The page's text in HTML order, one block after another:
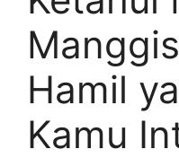
Hamil
Kamu